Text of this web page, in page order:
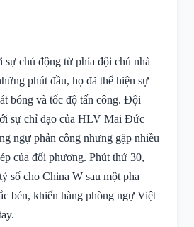
sự chủ động từ phía đội chủ nhà
phút đầu, họ đã thể hiện sự
bóng và tốc độ tấn công. Đội
sự chỉ đạo của HLV Mai Đức
ngự phản công nhưng gặp nhiều
của đối phương. Phút thứ 30,
số cho China W sau một pha
bén, khiến hàng phòng ngự Việt